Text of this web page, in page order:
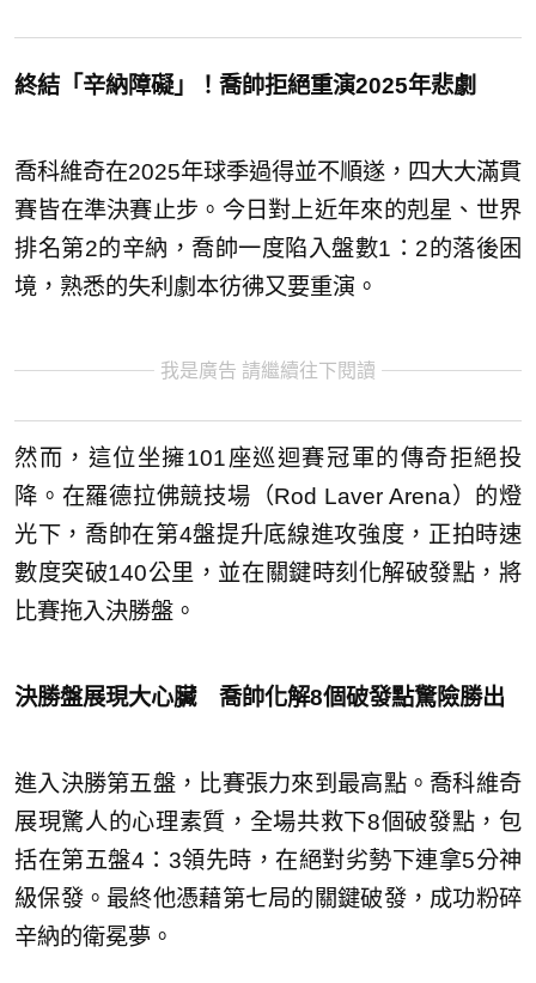
終結「辛納障礙」！喬帥拒絕重演2025年悲劇
喬科維奇在2025年球季過得並不順遂，四大大滿貫
賽皆在準決賽止步。今日對上近年來的剋星、世界
排名第2的辛納，喬帥一度陷入盤數1：2的落後困
境，熟悉的失利劇本彷彿又要重演。
我是廣告 請繼續往下閱讀
然而，這位坐擁101座巡迴賽冠軍的傳奇拒絕投
降。在羅德拉佛競技場（Rod Laver Arena）的燈
光下，喬帥在第4盤提升底線進攻強度，正拍時速
數度突破140公里，並在關鍵時刻化解破發點，將
比賽拖入決勝盤。
決勝盤展現大心臟 喬帥化解8個破發點驚險勝出
進入決勝第五盤，比賽張力來到最高點。喬科維奇
展現驚人的心理素質，全場共救下8個破發點，包
括在第五盤4：3領先時，在絕對劣勢下連拿5分神
級保發。最終他憑藉第七局的關鍵破發，成功粉碎
辛納的衛冕夢。